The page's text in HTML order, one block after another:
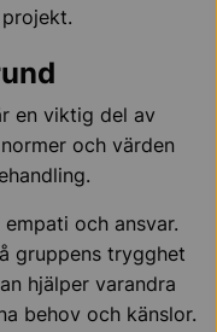
en viktig del av
och värden
och ansvar.
gruppens trygghet
hjälper varandra
behov och känslor.